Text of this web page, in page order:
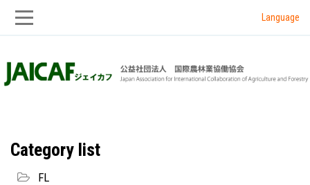
to
to
Language
Category list
FL